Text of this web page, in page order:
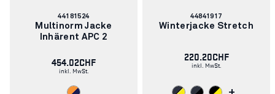
Artikelnummer:
44181524
Multinorm Jacke
Inhärent APC 2
454.02CHF
inkl. MwSt.
Artikelnummer:
44841917
Winterjacke Stretch
220.20CHF
inkl. MwSt.